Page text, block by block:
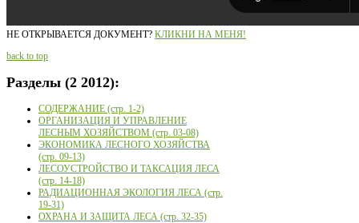
НЕ ОТКРЫВАЕТСЯ ДОКУМЕНТ? КЛИКНИ НА МЕНЯ!
back to top
Разделы (2 2012):
СОДЕРЖАНИЕ (стр. 1-2)
ОРГАНИЗАЦИЯ И УПРАВЛЕНИЕ
ЛЕСНЫМ ХОЗЯЙСТВОМ (стр. 03-08)
ЭКОНОМИКА ЛЕСНОГО ХОЗЯЙСТВА
(стр. 09-13)
ЛЕСОУСТРОЙСТВО И ТАКСАЦИЯ ЛЕСА
(стр. 14-18)
РАДИАЦИОННАЯ ЭКОЛОГИЯ ЛЕСА (стр.
19-31)
ОХРАНА И ЗАЩИТА ЛЕСА (стр. 32-35)